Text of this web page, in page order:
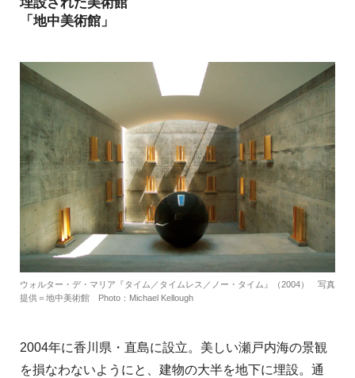
「地中美術館」
ウォルター・デ・マリア『タイム／タイムレス／ノー・タイム』（2004） 写真
提供＝地中美術館 Photo：Michael Kellough
2004年に香川県・直島に設立。美しい瀬戸内海の景観
を損なわないようにと、建物の大半を地下に埋設。通